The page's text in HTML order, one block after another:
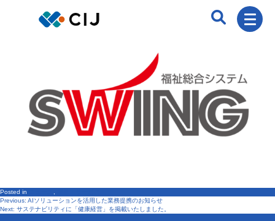
Posted in
Previous: AIソリューションを活用した業務提携のお知らせ
Next: サステナビリティに「健康経営」を掲載いたしました。